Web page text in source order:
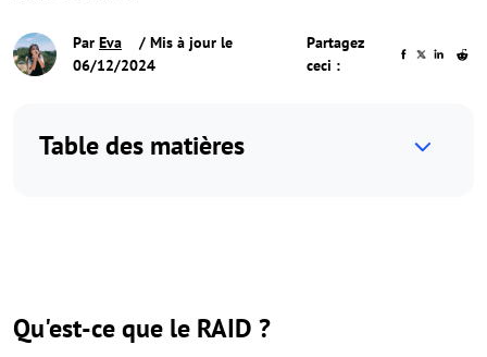
Par Eva
/ Mis à jour le
06/12/2024
Partagez
ceci :
Table des matières
Qu'est-ce que le RAID ?